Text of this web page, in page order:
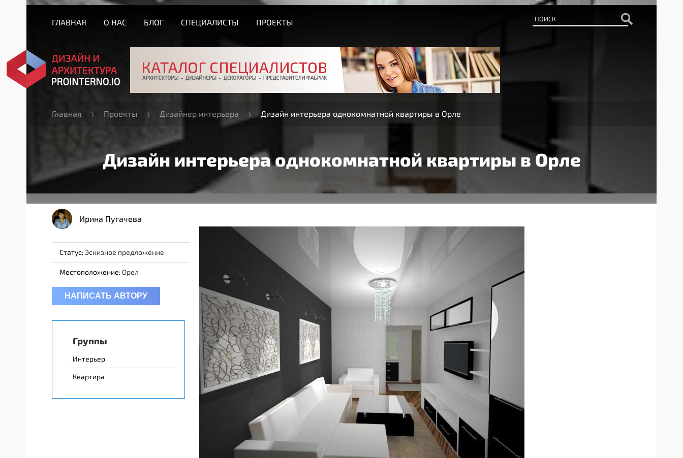
ГЛАВНАЯ О НАС БЛОГ СПЕЦИАЛИСТЫ ПРОЕКТЫ
Главная Проекты Дизайнер интерьера Дизайн интерьера однокомнатной квартиры в Орле
Дизайн интерьера однокомнатной квартиры в Орле
Ирина Пугачева
Статус:Эскизное предложение
Местоположение:Орел
НАПИСАТЬ АВТОРУ
Группы
Интерьер
Квартира